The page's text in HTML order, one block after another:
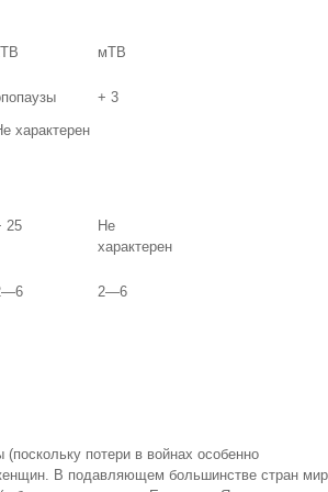
мТВ
характерен
+ 3
25
Не
характерен
2—6
потери в войнах особенно
В подавляющем большинстве стран